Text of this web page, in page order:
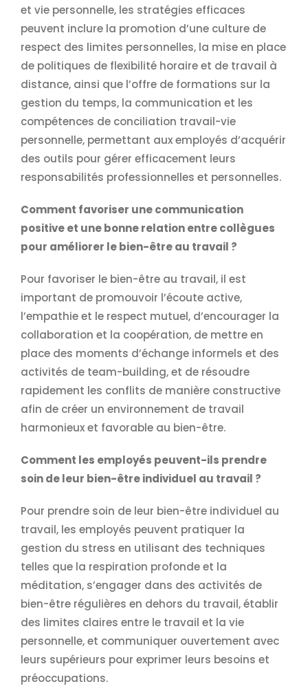
et vie personnelle, les stratégies efficaces
peuvent inclure la promotion d’une culture de
respect des limites personnelles, la mise en place
de politiques de flexibilité horaire et de travail à
distance, ainsi que l’offre de formations sur la
gestion du temps, la communication et les
compétences de conciliation travail-vie
personnelle, permettant aux employés d’acquérir
des outils pour gérer efficacement leurs
responsabilités professionnelles et personnelles.
Comment favoriser une communication
positive et une bonne relation entre collègues
pour améliorer le bien-être au travail ?
Pour favoriser le bien-être au travail, il est
important de promouvoir l’écoute active,
l’empathie et le respect mutuel, d’encourager la
collaboration et la coopération, de mettre en
place des moments d’échange informels et des
activités de team-building, et de résoudre
rapidement les conflits de manière constructive
afin de créer un environnement de travail
harmonieux et favorable au bien-être.
Comment les employés peuvent-ils prendre
soin de leur bien-être individuel au travail ?
Pour prendre soin de leur bien-être individuel au
travail, les employés peuvent pratiquer la
gestion du stress en utilisant des techniques
telles que la respiration profonde et la
méditation, s’engager dans des activités de
bien-être régulières en dehors du travail, établir
des limites claires entre le travail et la vie
personnelle, et communiquer ouvertement avec
leurs supérieurs pour exprimer leurs besoins et
préoccupations.